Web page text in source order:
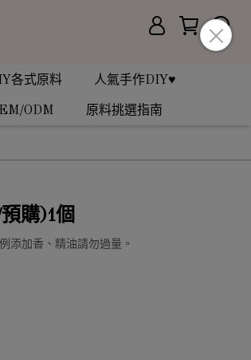
各式原料
人氣手作DIY♥
ODM 原料挑選指南
購)1個
添加香、精油請勿過量。